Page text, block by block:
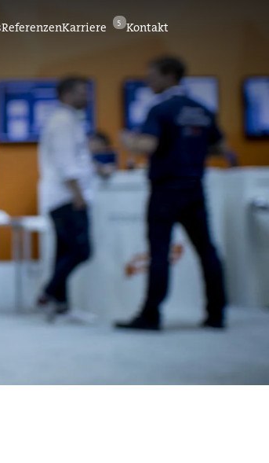
ReferenzenKarriere 5 Kontakt